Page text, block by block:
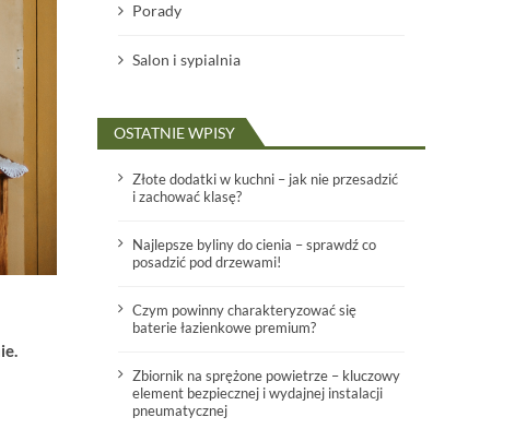
Porady
Salon i sypialnia
OSTATNIE WPISY
Złote dodatki w kuchni – jak nie przesadzić
i zachować klasę?
Najlepsze byliny do cienia – sprawdź co
posadzić pod drzewami!
Czym powinny charakteryzować się
baterie łazienkowe premium?
Zbiornik na sprężone powietrze – kluczowy
element bezpiecznej i wydajnej instalacji
pneumatycznej